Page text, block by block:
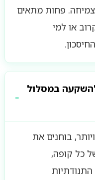
צמיחה. פחות מתאים
או למי
במסלול
על פני 5 שנים ויותר, בוחנים את
כל קופה,